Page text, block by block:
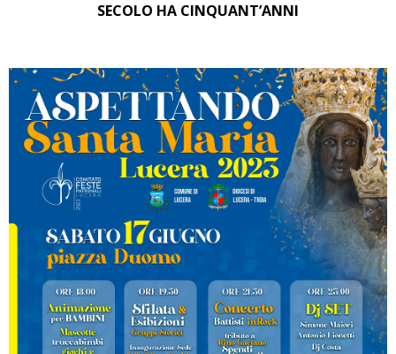
SECOLO HA CINQUANT’ANNI